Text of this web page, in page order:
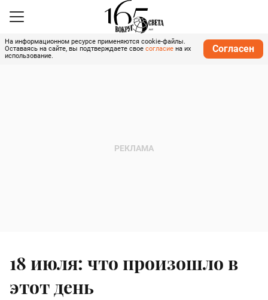
На информационном ресурсе применяются cookie-файлы.
Оставаясь на сайте, вы подтверждаете свое согласие на их
использование.
Согласен
18 июля: что произошло в
этот день